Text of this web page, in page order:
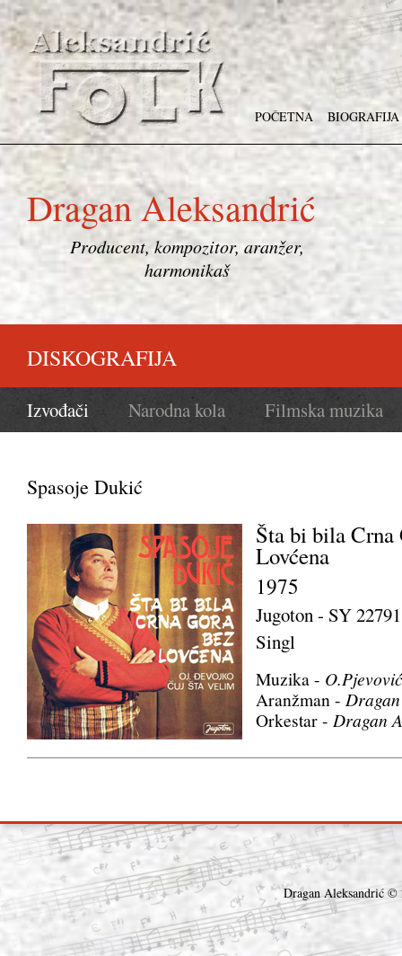
POČETNA BIOGRAFIJA
Dragan Aleksandrić
Producent, kompozitor, aranžer,
harmonikaš
DISKOGRAFIJA
Izvođači Narodna kola Filmska muzika
Spasoje Dukić
Šta bi bila Crna
Lovćena
1975
Jugoton - SY 22791
Singl
Muzika - O.Pjevović
Aranžman -
Orkestar - Dragan
Dragan Aleksandrić ©